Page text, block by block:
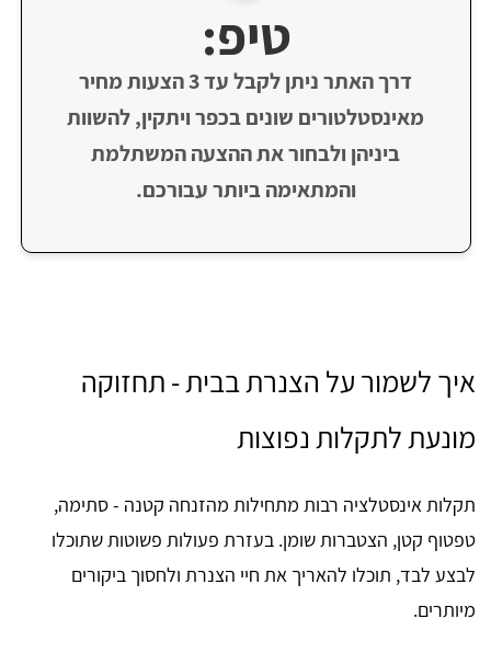
טיפ:
דרך האתר ניתן לקבל עד 3 הצעות מחיר
מאינסטלטורים שונים בכפר ויתקין, להשוות
ביניהן ולבחור את ההצעה המשתלמת
והמתאימה ביותר עבורכם.
איך לשמור על הצנרת בבית - תחזוקה
מונעת לתקלות נפוצות
תקלות אינסטלציה רבות מתחילות מהזנחה קטנה - סתימה,
טפטוף קטן, הצטברות שומן. בעזרת פעולות פשוטות שתוכלו
לבצע לבד, תוכלו להאריך את חיי הצנרת ולחסוך ביקורים
מיותרים.